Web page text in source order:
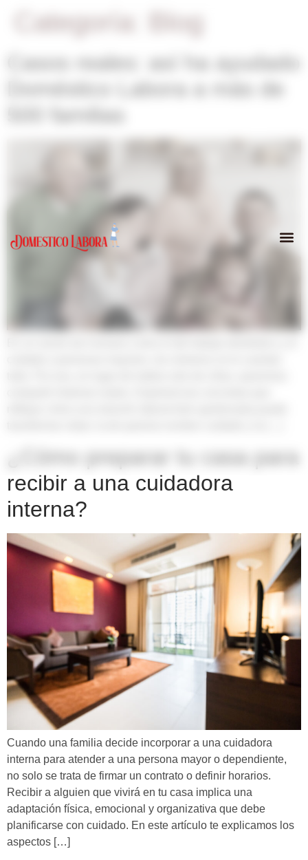
Categoría: Blog
Casos reales: así ha ayudado
Doméstico Labora a más de
500 familias
¿Cómo preparar tu casa para
recibir a una cuidadora
interna?
Cuando una familia decide incorporar a una cuidadora
interna para atender a una persona mayor o dependiente,
no solo se trata de firmar un contrato o definir horarios.
Recibir a alguien que vivirá en tu casa implica una
adaptación física, emocional y organizativa que debe
planificarse con cuidado. En este artículo te explicamos los
aspectos […]